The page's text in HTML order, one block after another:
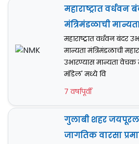
महाराष्ट्रात वर्धवन
मंत्रिमंडळाची
महाराष्ट्रात वर्धवन बंदर
मान्यता मंत्रिमंडळाची
उभारण्यास मान्यता वेचक
मॉडेल' मध्ये वि
7 वर्षापूर्वी
गुलाबी शहर
जागतिक वारसा